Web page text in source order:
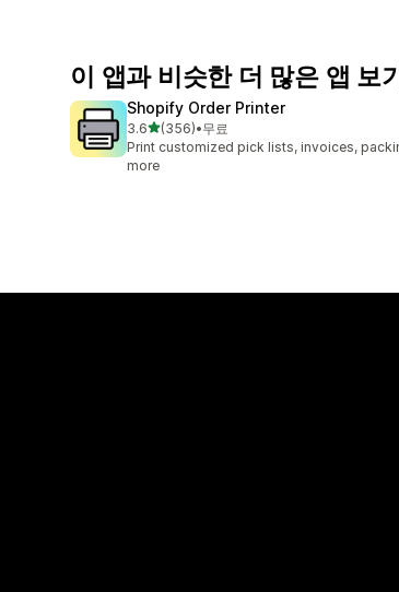
이 앱과 비슷한 더 많은 앱 보기
Shopify Order Printer
3.6별 5개 중
(356)
총 리뷰 356개
•무료
Print customized pick lists, invoices,
more